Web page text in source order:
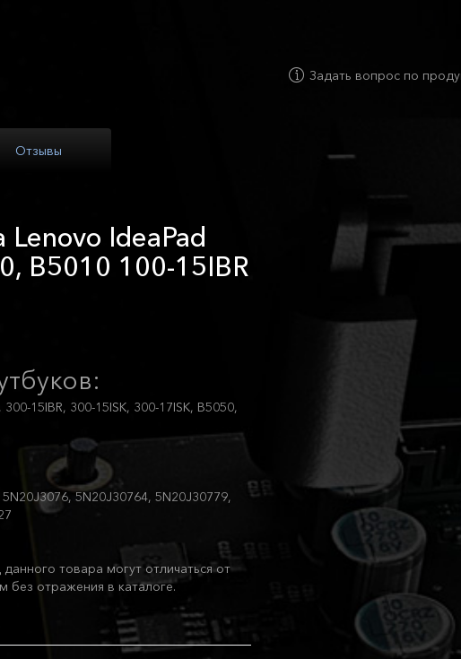
Задать вопрос по
Отзывы
Lenovo IdeaPad
B5010 100-15IBR
15IBR, 300-15ISK, 300-17ISK, B5050,
5N20J30764, 5N20J30779,
товара могут отличаться от
без отражения в каталоге.